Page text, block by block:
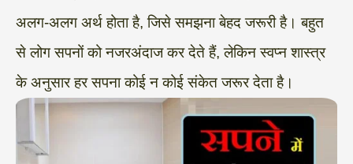
अलग-अलग अर्थ होता है, जिसे समझना बेहद जरूरी है। बहुत
से लोग सपनों को नजरअंदाज कर देते हैं, लेकिन स्वप्न शास्त्र
के अनुसार हर सपना कोई न कोई संकेत जरूर देता है।